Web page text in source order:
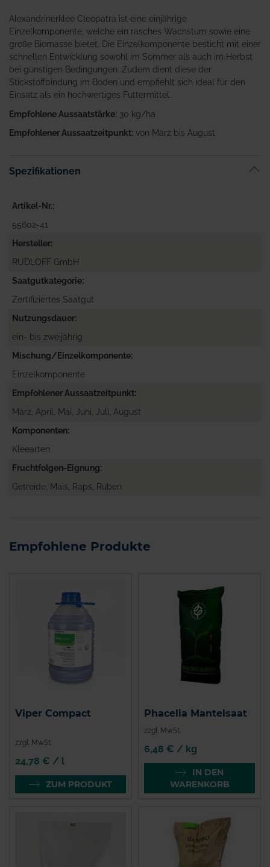
Alexandrinerklee Cleopatra ist eine einjährige
Einzelkomponente, welche ein rasches Wachstum sowie eine
große Biomasse bietet. Die Einzelkomponente besticht mit einer
schnellen Entwicklung sowohl im Sommer als auch im Herbst
bei günstigen Bedingungen. Zudem dient diese der
Stickstoffbindung im Boden und empfiehlt sich ideal für den
Einsatz als ein hochwertiges Futtermittel.
Empfohlene Aussaatstärke: 30 kg/ha
Empfohlener Aussaatzeitpunkt: von März bis August
Spezifikationen
Artikel-Nr.
55602-41
Hersteller
RUDLOFF GmbH
Saatgutkategorie
Zertifiziertes Saatgut
Nutzungsdauer
ein- bis zweijährig
Mischung/Einzelkomponente
Einzelkomponente
Empfohlener Aussaatzeitpunkt
März, April, Mai, Juni, Juli, August
Komponenten
Kleearten
Fruchtfolgen-Eignung
Getreide, Mais, Raps, Rüben
Empfohlene Produkte
Viper Compact
zzgl. MwSt.
24,78 € / l
ZUM PRODUKT
Phacelia Mantelsaat
zzgl. MwSt.
6,48 € / kg
IN DEN
WARENKORB